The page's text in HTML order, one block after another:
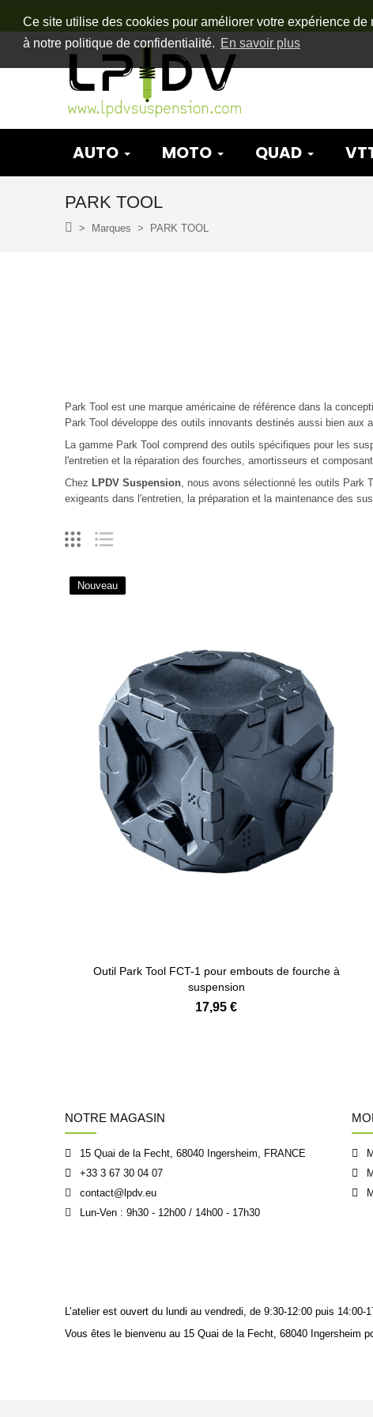
Ce site utilise des cookies pour améliorer votre expérience
à notre politique de confidentialité. En savoir plus
AUTO MOTO QUAD
PARK TOOL
Marques PARK TOOL
Park Tool est une marque américaine de référence dans la
Park Tool développe des outils innovants destinés aussi bien aux
La gamme Park Tool comprend des outils spécifiques pour les
l'entretien et la réparation des fourches, amortisseurs et
Chez LPDV Suspension , nous avons sélectionné les outils
exigeants dans l'entretien, la préparation et la maintenance des
Nouveau
Outil Park Tool FCT-1 pour embouts de fourche à
suspension
17,95 €
NOTRE MAGASIN
15 Quai de la Fecht, 68040 Ingersheim, FRANCE
+33 3 67 30 04 07
contact@lpdv.eu
Lun-Ven : 9h30 - 12h00 / 14h00 - 17h30
L’atelier est ouvert du lundi au vendredi, de 9:30-12:00 puis
Vous êtes le bienvenu au 15 Quai de la Fecht, 68040 Ingersheim